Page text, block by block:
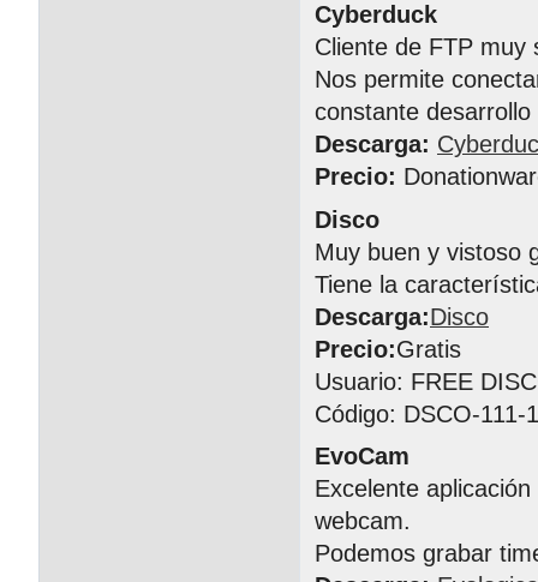
Cyberduck
Cliente de FTP muy
Nos permite
constante
Descarga:
Precio:
Disco
Muy buen y vistoso
Tiene la
Descarga:Disco
Precio:Gratis
Usuario: FREE
Código: DSCO-111-
EvoCam
Excelente
webcam.
Podemos grabar